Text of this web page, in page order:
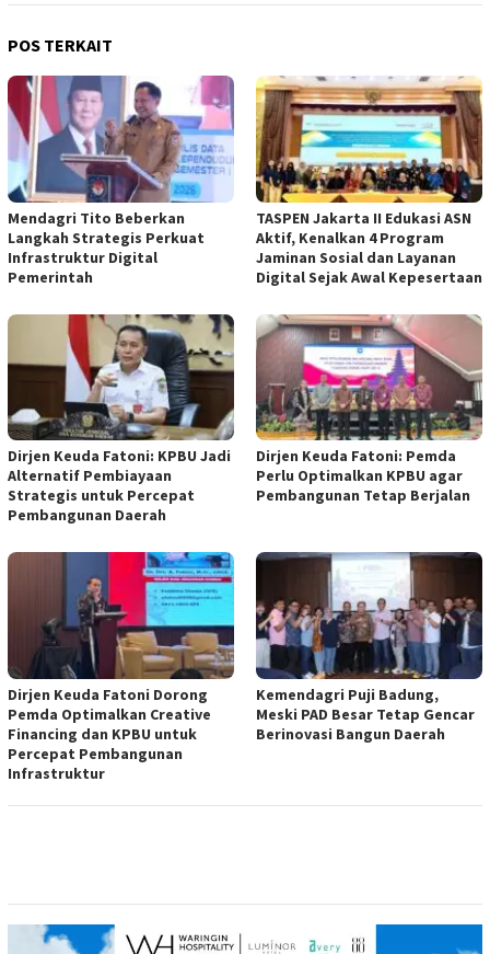
POS TERKAIT
Mendagri Tito Beberkan
Langkah Strategis Perkuat
Infrastruktur Digital
Pemerintah
TASPEN Jakarta II Edukasi ASN
Aktif, Kenalkan 4 Program
Jaminan Sosial dan Layanan
Digital Sejak Awal Kepesertaan
Dirjen Keuda Fatoni: KPBU Jadi
Alternatif Pembiayaan
Strategis untuk Percepat
Pembangunan Daerah
Dirjen Keuda Fatoni: Pemda
Perlu Optimalkan KPBU agar
Pembangunan Tetap Berjalan
Dirjen Keuda Fatoni Dorong
Pemda Optimalkan Creative
Financing dan KPBU untuk
Percepat Pembangunan
Infrastruktur
Kemendagri Puji Badung,
Meski PAD Besar Tetap Gencar
Berinovasi Bangun Daerah